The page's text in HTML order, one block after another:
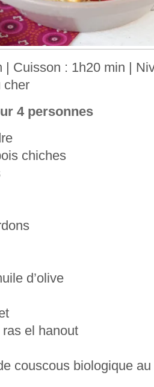
| Cuisson : 1h20 min |
cher
4 personnes
chiches
d’olive
el hanout
couscous biologique